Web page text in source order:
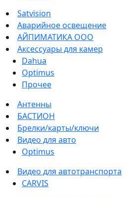
Satvision
Аварийное освещение
АЙПИМАТИКА ООО
Аксессуары для камер
Dahua
Optimus
Прочее
Антенны
БАСТИОН
Брелки/карты/ключи
Видео для авто
Optimus
Видео для автотранспорта
CARVIS